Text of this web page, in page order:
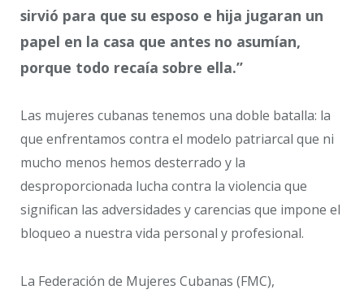
sirvió para que su esposo e hija jugaran un
papel en la casa que antes no asumían,
porque todo recaía sobre ella.”
Las mujeres cubanas tenemos una doble batalla: la
que enfrentamos contra el modelo patriarcal que ni
mucho menos hemos desterrado y la
desproporcionada lucha contra la violencia que
significan las adversidades y carencias que impone el
bloqueo a nuestra vida personal y profesional.
La Federación de Mujeres Cubanas (FMC),